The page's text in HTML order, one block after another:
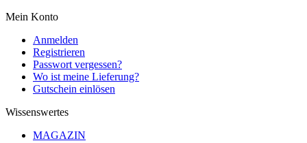
Mein Konto
Anmelden
Registrieren
Passwort vergessen?
Wo ist meine Lieferung?
Gutschein einlösen
Wissenswertes
MAGAZIN